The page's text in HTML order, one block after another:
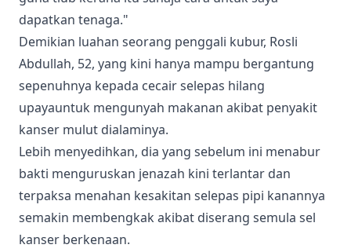
dapatkan tenaga."
​Demikian luahan seorang penggali kubur, Rosli
Abdullah, 52, yang kini hanya mampu bergantung
sepenuhnya kepada cecair selepas hilang
upayauntuk mengunyah makanan akibat penyakit
kanser mulut dialaminya.
​Lebih menyedihkan, dia yang sebelum ini menabur
bakti menguruskan jenazah kini terlantar dan
terpaksa menahan kesakitan selepas pipi kanannya
semakin membengkak akibat diserang semula sel
kanser berkenaan.